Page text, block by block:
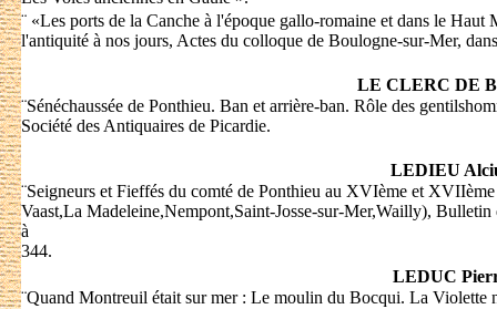
¨ «Les ports de la Canche à l'époque gallo-romaine et dans le
l'antiquité à nos jours, Actes du colloque de Boulogne-sur-Mer,
LE CLERC DE
¨Sénéchaussée de Ponthieu. Ban et arrière-ban. Rôle des
Société des Antiquaires de Picardie.
LEDIEU
¨Seigneurs et Fieffés du comté de Ponthieu au XVIème et
Vaast,La Madeleine,Nempont,Saint-Josse-sur-Mer,Wailly),
à
344.
LEDUC
¨Quand Montreuil était sur mer : Le moulin du Bocqui. La Violette